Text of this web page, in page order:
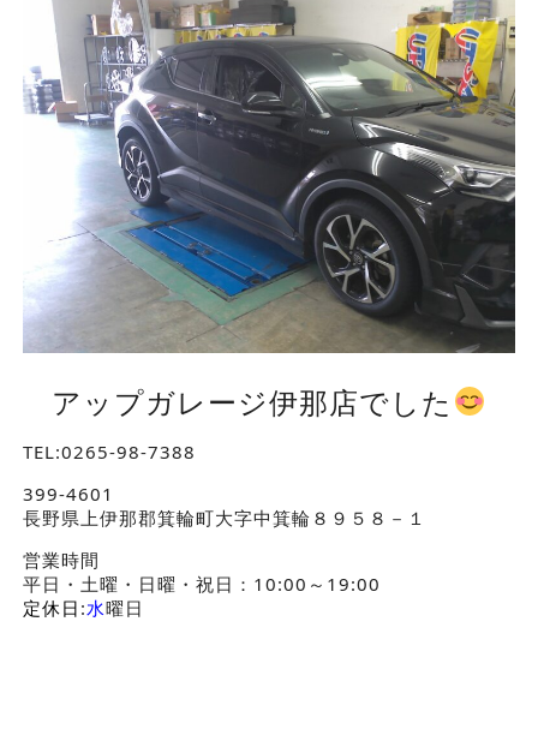
アップガレージ伊那店でした
TEL:0265-98-7388
399-4601
長野県上伊那郡箕輪町大字中箕輪８９５８－１
営業時間
平日・土曜・日曜・祝日：10:00～19:00
定休日 :水曜日